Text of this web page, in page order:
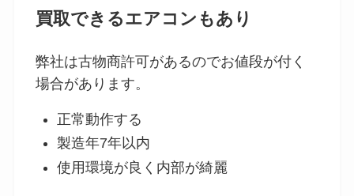
買取できるエアコンもあり
弊社は古物商許可があるのでお値段が付く
場合があります。
正常動作する
製造年7年以内
使用環境が良く内部が綺麗